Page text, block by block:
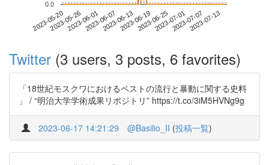
2023-05-202023-05-262023-06-012023-06-072023-06-132023-06-192023-06-252023-07-012023-07-072023-07-13
0.0
Twitter (3 users, 3 posts, 6 favorites)
「18世紀モスクワにおけるペストの流行と暴動に関する史料
」 / “明治大学学術成果リポジトリ” https://t.co/3iM5HVNg9g
2023-06-17 14:21:29 @Basilio_II (投稿一覧)